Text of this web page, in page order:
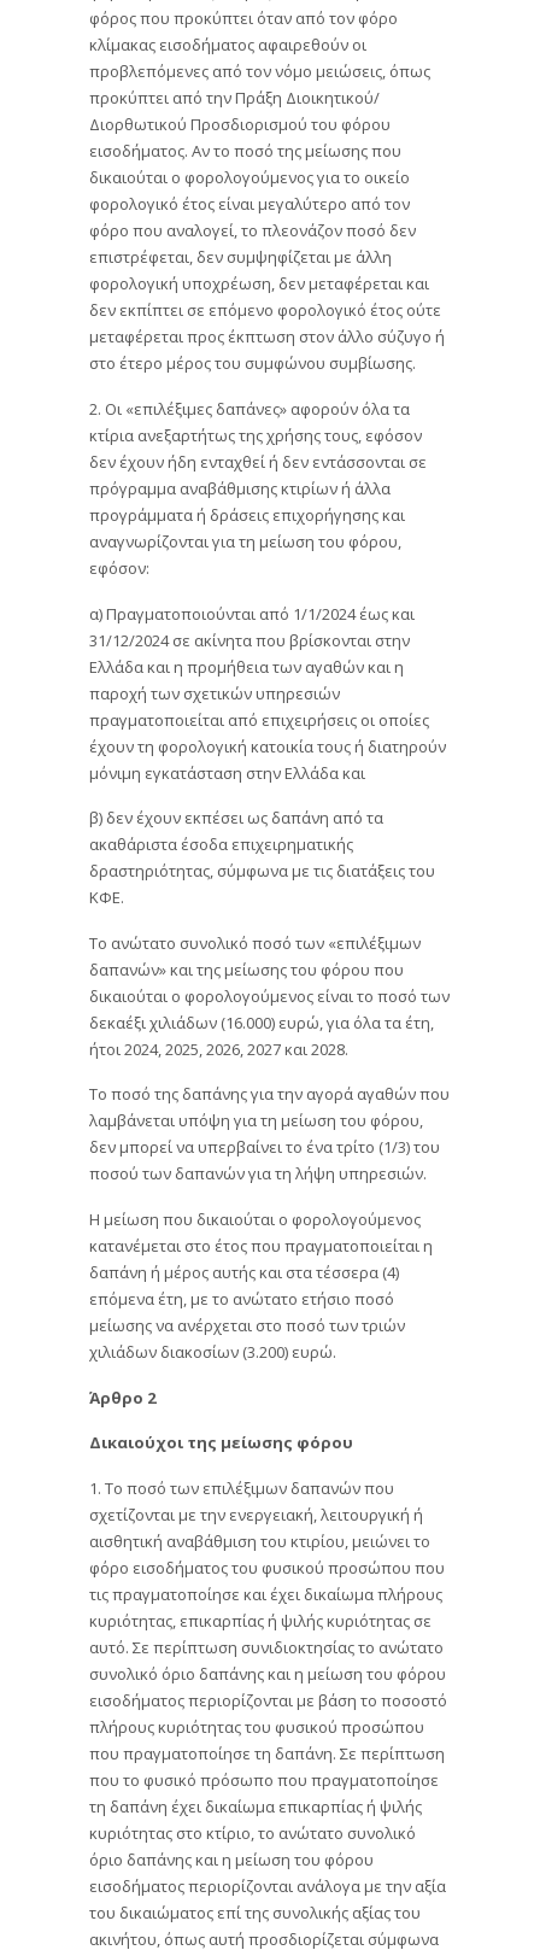
φόρος που προκύπτει όταν από τον φόρο
κλίμακας εισοδήματος αφαιρεθούν οι
προβλεπόμενες από τον νόμο μειώσεις, όπως
προκύπτει από την Πράξη Διοικητικού/
Διορθωτικού Προσδιορισμού του φόρου
εισοδήματος. Αν το ποσό της μείωσης που
δικαιούται ο φορολογούμενος για το οικείο
φορολογικό έτος είναι μεγαλύτερο από τον
φόρο που αναλογεί, το πλεονάζον ποσό δεν
επιστρέφεται, δεν συμψηφίζεται με άλλη
φορολογική υποχρέωση, δεν μεταφέρεται και
δεν εκπίπτει σε επόμενο φορολογικό έτος ούτε
μεταφέρεται προς έκπτωση στον άλλο σύζυγο ή
στο έτερο μέρος του συμφώνου συμβίωσης.
2. Οι «επιλέξιμες δαπάνες» αφορούν όλα τα
κτίρια ανεξαρτήτως της χρήσης τους, εφόσον
δεν έχουν ήδη ενταχθεί ή δεν εντάσσονται σε
πρόγραμμα αναβάθμισης κτιρίων ή άλλα
προγράμματα ή δράσεις επιχορήγησης και
αναγνωρίζονται για τη μείωση του φόρου,
εφόσον:
α) Πραγματοποιούνται από 1/1/2024 έως και
31/12/2024 σε ακίνητα που βρίσκονται στην
Ελλάδα και η προμήθεια των αγαθών και η
παροχή των σχετικών υπηρεσιών
πραγματοποιείται από επιχειρήσεις οι οποίες
έχουν τη φορολογική κατοικία τους ή διατηρούν
μόνιμη εγκατάσταση στην Ελλάδα και
β) δεν έχουν εκπέσει ως δαπάνη από τα
ακαθάριστα έσοδα επιχειρηματικής
δραστηριότητας, σύμφωνα με τις διατάξεις του
ΚΦΕ.
Το ανώτατο συνολικό ποσό των «επιλέξιμων
δαπανών» και της μείωσης του φόρου που
δικαιούται ο φορολογούμενος είναι το ποσό των
δεκαέξι χιλιάδων (16.000) ευρώ, για όλα τα έτη,
ήτοι 2024, 2025, 2026, 2027 και 2028.
Το ποσό της δαπάνης για την αγορά αγαθών που
λαμβάνεται υπόψη για τη μείωση του φόρου,
δεν μπορεί να υπερβαίνει το ένα τρίτο (1/3) του
ποσού των δαπανών για τη λήψη υπηρεσιών.
Η μείωση που δικαιούται ο φορολογούμενος
κατανέμεται στο έτος που πραγματοποιείται η
δαπάνη ή μέρος αυτής και στα τέσσερα (4)
επόμενα έτη, με το ανώτατο ετήσιο ποσό
μείωσης να ανέρχεται στο ποσό των τριών
χιλιάδων διακοσίων (3.200) ευρώ.
Άρθρο 2
Δικαιούχοι της μείωσης φόρου
1. Το ποσό των επιλέξιμων δαπανών που
σχετίζονται με την ενεργειακή, λειτουργική ή
αισθητική αναβάθμιση του κτιρίου, μειώνει το
φόρο εισοδήματος του φυσικού προσώπου που
τις πραγματοποίησε και έχει δικαίωμα πλήρους
κυριότητας, επικαρπίας ή ψιλής κυριότητας σε
αυτό. Σε περίπτωση συνιδιοκτησίας το ανώτατο
συνολικό όριο δαπάνης και η μείωση του φόρου
εισοδήματος περιορίζονται με βάση το ποσοστό
πλήρους κυριότητας του φυσικού προσώπου
που πραγματοποίησε τη δαπάνη. Σε περίπτωση
που το φυσικό πρόσωπο που πραγματοποίησε
τη δαπάνη έχει δικαίωμα επικαρπίας ή ψιλής
κυριότητας στο κτίριο, το ανώτατο συνολικό
όριο δαπάνης και η μείωση του φόρου
εισοδήματος περιορίζονται ανάλογα με την αξία
του δικαιώματος επί της συνολικής αξίας του
ακινήτου, όπως αυτή προσδιορίζεται σύμφωνα